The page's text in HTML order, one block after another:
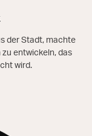
der Stadt, machte
entwickeln, das
wird.